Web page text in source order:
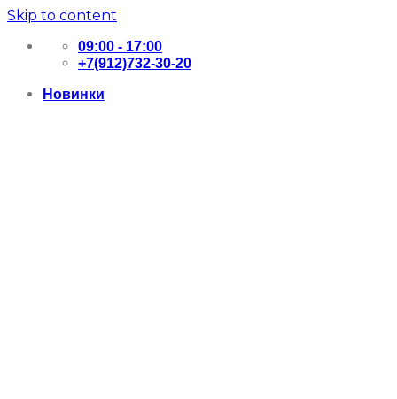
Skip to content
09:00 - 17:00
+7(912)732-30-20
Новинки